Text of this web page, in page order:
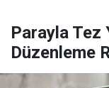
Parayla Tez
Düzenleme